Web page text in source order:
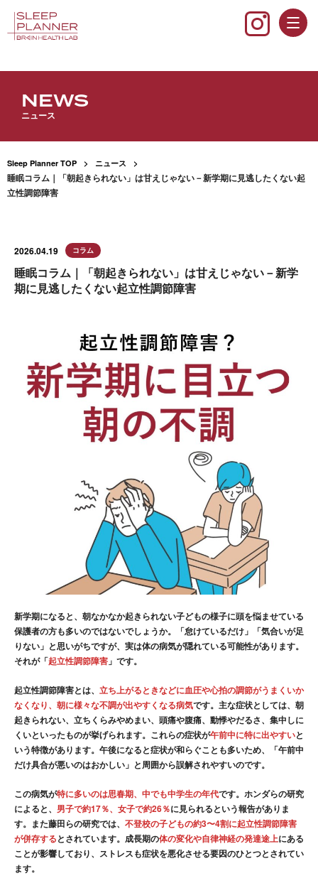
NEWS
ニュース
Sleep Planner TOP ニュース
睡眠コラム｜「朝起きられない」は甘えじゃない－新学期に見逃したくない起
立性調節障害
2026.04.19 コラム
睡眠コラム｜「朝起きられない」は甘えじゃない－新学
期に見逃したくない起立性調節障害
新学期になると、朝なかなか起きられない子どもの様子に頭を悩ませている
保護者の方も多いのではないでしょうか。「怠けているだけ」「気合いが足
りない」と思いがちですが、実は体の病気が隠れている可能性があります。
それが「起立性調節障害 」です。
起立性調節障害とは、 立ち上がるときなどに血圧や心拍の調節がうまくいか
なくなり、朝に様々な不調が出やすくなる病気です。主な症状としては、朝
起きられない、立ちくらみやめまい、頭痛や腹痛、動悸やだるさ、集中しに
くいといったものが挙げられます。これらの症状が午前中に特に出やすいと
いう特徴があります。午後になると症状が和らぐことも多いため、「午前中
だけ具合が悪いのはおかしい」と周囲から誤解されやすいのです。
この病気が特に多いのは思春期、中でも中学生の年代です。ホンダらの研究
によると、 男子で約17％、女子で約26％に見られるという報告がありま
す。また藤田らの研究では、 不登校の子どもの約3〜4割に起立性調節障害
が併存するとされています。成長期の体の変化や自律神経の発達途上にある
ことが影響しており、ストレスも症状を悪化させる要因のひとつとされてい
ます。